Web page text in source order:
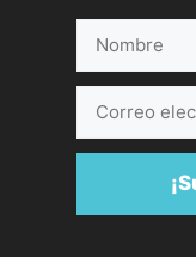
electrónico